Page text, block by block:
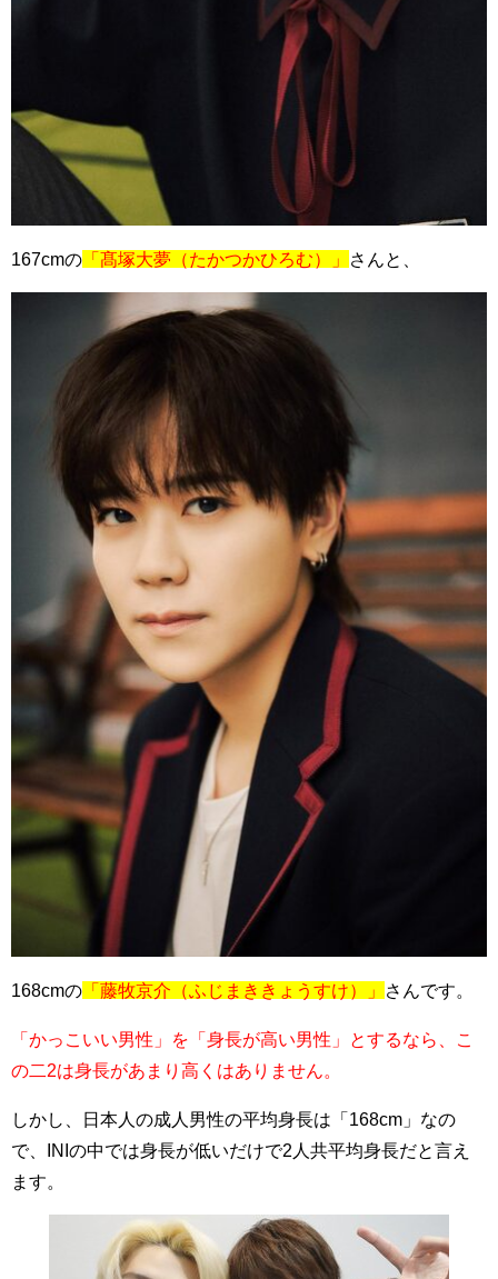
167cmの 「髙塚大夢（たかつかひろむ）」 さんと、
168cmの 「藤牧京介（ふじまききょうすけ）」 さんです。
「かっこいい男性」を「身長が高い男性」とするなら、こ
の二2は身長があまり高くはありません。
しかし、日本人の成人男性の平均身長は「168cm」なの
で、INIの中では身長が低いだけで2人共平均身長だと言え
ます。